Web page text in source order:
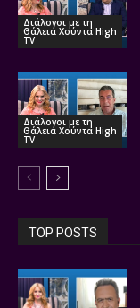
Διάλογοι με τη
Θάλεια Χούντα High
TV
Διάλογοι με τη
Θάλεια Χούντα High
TV
TOP POSTS